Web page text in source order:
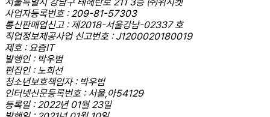
사업자등록번호 : 209-81-57303
통신판매업신고 : 제2018-서울강남-02337 호
직업정보제공사업 신고번호 : J1200020180019
제호 : 요즘IT
발행인 : 박우범
편집인 : 노희선
청소년보호책임자 : 박우범
인터넷신문등록번호 : 서울,아54129
등록일 : 2022년 01월 23일